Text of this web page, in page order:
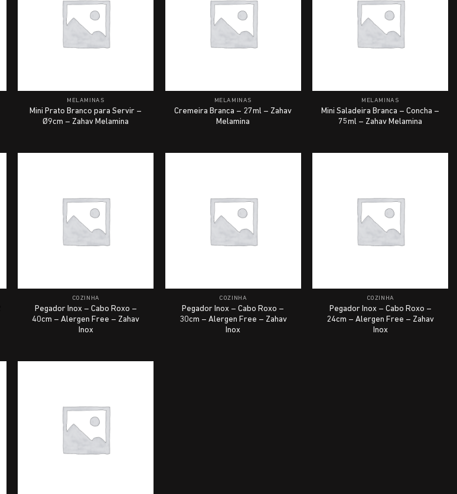
MELAMINAS
Mini Prato Branco para Servir –
Ø9cm – Zahav Melamina
MELAMINAS
Cremeira Branca – 27ml – Zahav
Melamina
MELAMINAS
Mini Saladeira Branca – Concha –
75ml – Zahav Melamina
COZINHA
Pegador Inox – Cabo Roxo –
40cm – Alergen Free – Zahav
Inox
COZINHA
Pegador Inox – Cabo Roxo –
30cm – Alergen Free – Zahav
Inox
COZINHA
Pegador Inox – Cabo Roxo –
24cm – Alergen Free – Zahav
Inox